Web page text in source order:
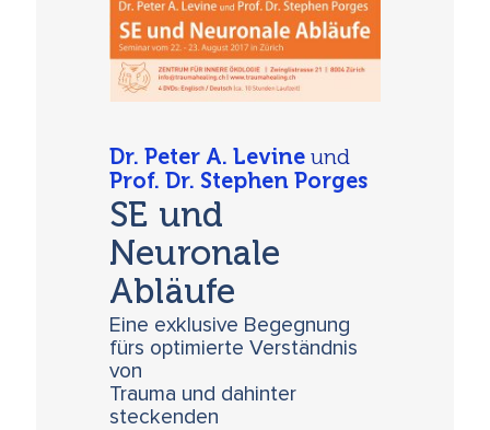
Dr. Peter A. Levine und
Prof. Dr. Stephen Porges
SE und
Neuronale
Abläufe
Eine exklusive Begegnung
fürs optimierte Verständnis
von
Trauma und dahinter
steckenden